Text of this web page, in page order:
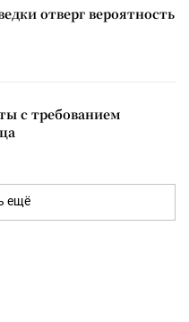
отверг вероятность
с требованием
ещё